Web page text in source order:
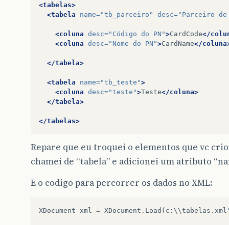
<tabelas>
<tabela
name="tb_parceiro" desc="Parceiro
<coluna desc="Código do PN">CardCode</
<coluna desc="Nome do PN">CardName</
</tabela>
<tabela name="tb_teste">
<coluna desc="teste">Teste</coluna>
</tabela>
</tabelas>
Repare que eu troquei o elementos que vc
chamei de “tabela” e adicionei um atributo
E o codigo para percorrer os dados no XML:
XDocument xml = XDocument . Load ( c : \\tabelas . xml